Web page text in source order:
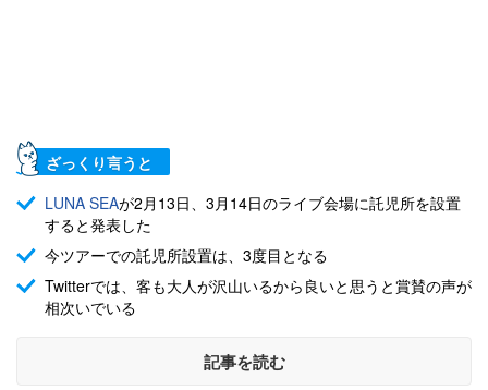
ざっくり言うと
LUNA SEAが2月13日、3月14日のライブ会場に託児所を設置
すると発表した
今ツアーでの託児所設置は、3度目となる
Twitterでは、客も大人が沢山いるから良いと思うと賞賛の声が
相次いでいる
記事を読む